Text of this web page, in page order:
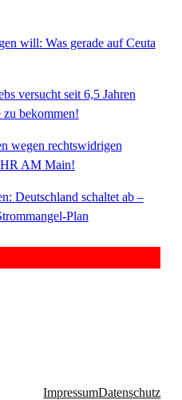
will: Was gerade auf Ceuta
versucht seit 6,5 Jahren
zu bekommen!
wegen rechtswidrigen
AM Main!
Deutschland schaltet ab –
Plan
ImpressumDatenschutz